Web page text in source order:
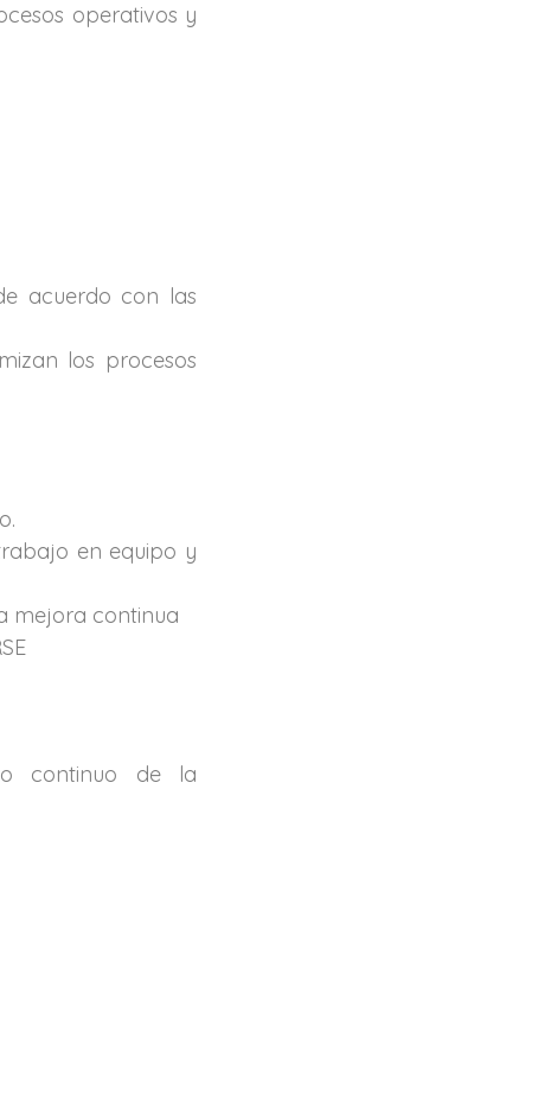
operativos y
acuerdo con las
los procesos
en equipo y
mejora continua
continuo de la